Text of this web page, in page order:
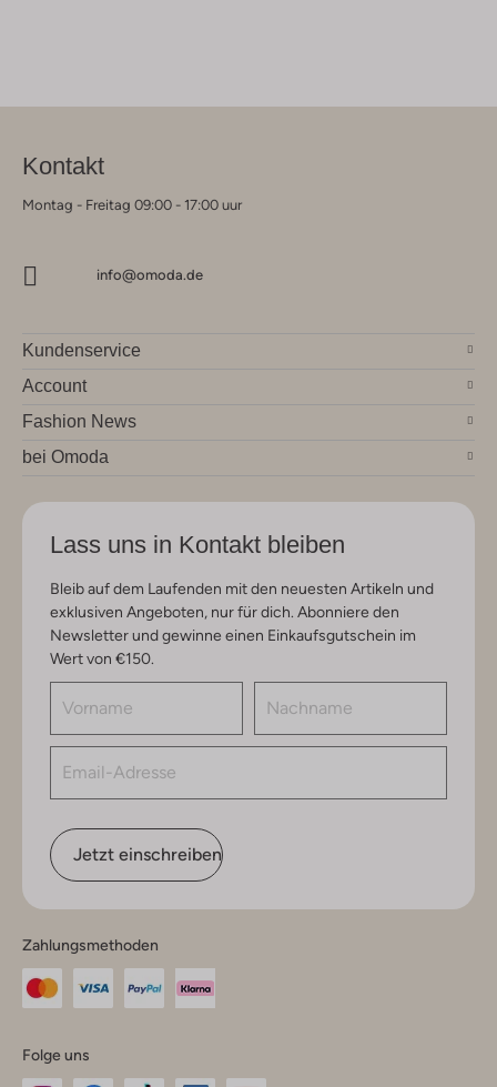
Kontakt
Montag - Freitag 09:00 - 17:00 uur
info@omoda.de
Kundenservice
Account
Fashion News
bei Omoda
Lass uns in Kontakt bleiben
Bleib auf dem Laufenden mit den neuesten Artikeln und
exklusiven Angeboten, nur für dich. Abonniere den
Newsletter und gewinne einen Einkaufsgutschein im
Wert von €150.
Jetzt einschreiben
Zahlungsmethoden
Folge uns